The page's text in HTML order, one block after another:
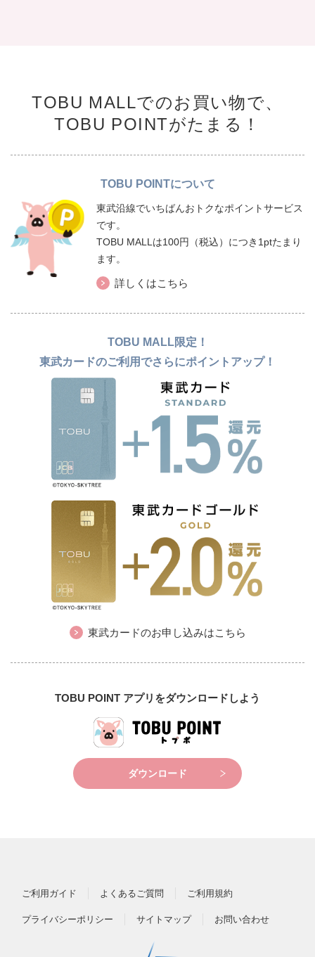
TOBU MALLでのお買い物で、
TOBU POINTがたまる！
TOBU POINTについて
東武沿線でいちばんおトクなポイントサービス
です。
TOBU MALLは100円（税込）につき1ptたまり
ます。
詳しくはこちら
TOBU MALL限定！
東武カードのご利用でさらにポイントアップ！
東武カードのお申し込みはこちら
TOBU POINT アプリをダウンロードしよう
ダウンロード
ご利用ガイド よくあるご質問 ご利用規約
プライバシーポリシー サイトマップ お問い合わせ